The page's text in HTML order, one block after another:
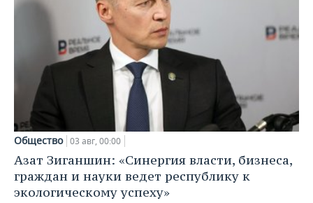
Общество 03 авг, 00:00
Азат Зиганшин: «Синергия власти, бизнеса,
граждан и науки ведет республику к
экологическому успеху»